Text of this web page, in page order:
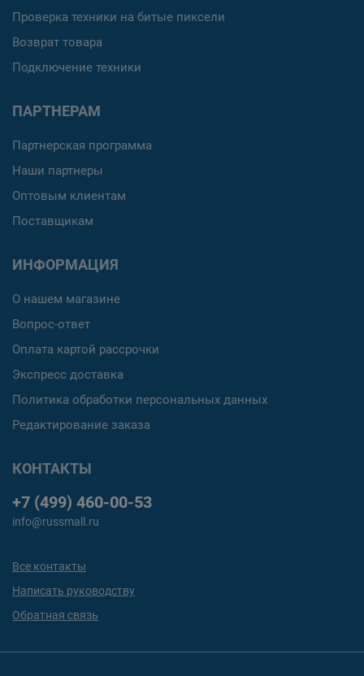
Проверка техники на битые пиксели
Возврат товара
Подключение техники
ПАРТНЕРАМ
Партнерская программа
Наши партнеры
Оптовым клиентам
Поставщикам
ИНФОРМАЦИЯ
О нашем магазине
Вопрос-ответ
Оплата картой рассрочки
Экспресс доставка
Политика обработки персональных данных
Редактирование заказа
КОНТАКТЫ
+7 (499) 460-00-53
info@russmall.ru
Все контакты
Написать руководству
Обратная связь